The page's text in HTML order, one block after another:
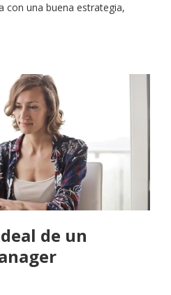
con una buena estrategia,
de un